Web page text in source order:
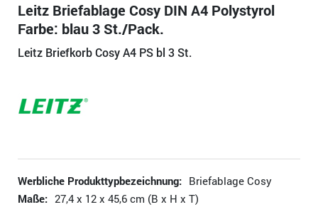
Leitz Briefablage Cosy DIN A4 Polystyrol
Farbe: blau 3 St./Pack.
Leitz Briefkorb Cosy A4 PS bl 3 St.
Werbliche Produkttypbezeichnung: Briefablage Cosy
Maße: 27,4 x 12 x 45,6 cm (B x H x T)